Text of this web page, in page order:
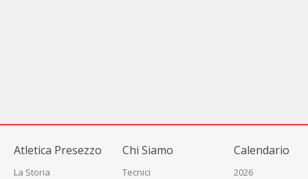
Atletica Presezzo
La Storia
Chi Siamo
Tecnici
Calendario
2026